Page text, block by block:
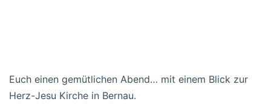
Euch einen gemütlichen Abend… mit einem Blick zur
Herz-Jesu Kirche in Bernau.